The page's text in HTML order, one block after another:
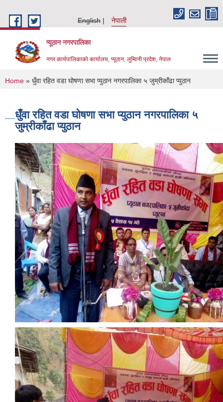
English
नेपाली
प्यूठान नगरपालिका
नगर कार्यपालिकाकाे कार्यालय, प्यूठान, लुम्विनी प्रदेश, नेपाल
You are here
Home » धुँवा रहित वडा घोषणा सभा प्युठान नगरपालिका ५ जुम्रीकाँढा प्युठान
धुँवा रहित वडा घोषणा सभा प्युठान नगरपालिका ५
जुम्रीकाँढा प्युठान